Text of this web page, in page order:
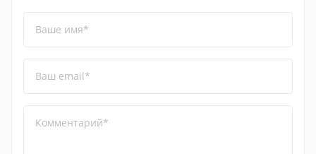
Ваше имя*
Ваш email*
Комментарий*